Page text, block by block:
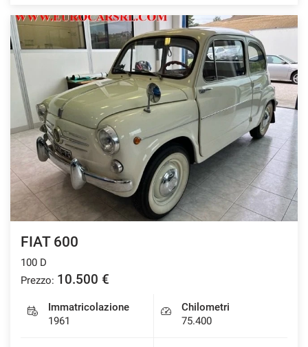
FIAT 600
100 D
Prezzo: 10.500 €
Immatricolazione
1961
Chilometri
75.400